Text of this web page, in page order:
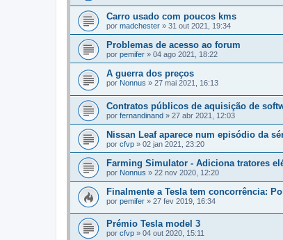
Carro usado com poucos kms
por madchester » 31 out 2021, 19:34
Problemas de acesso ao forum
por pemifer » 04 ago 2021, 18:22
A guerra dos preços
por Nonnus » 27 mai 2021, 16:13
Contratos públicos de aquisição de
por fernandinand » 27 abr 2021, 12:03
Nissan Leaf aparece num episódio da
por cfvp » 02 jan 2021, 23:20
Farming Simulator - Adiciona tratores
por Nonnus » 22 nov 2020, 12:20
Finalmente a Tesla tem concorrência:
por pemifer » 27 fev 2019, 16:34
Prémio Tesla model 3
por cfvp » 04 out 2020, 15:11